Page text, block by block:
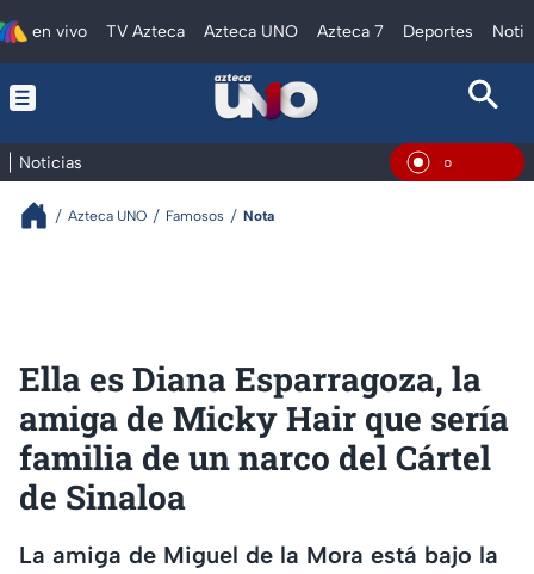
en vivo TV Azteca Azteca UNO Azteca 7 Deportes
Noticias En Vivo
Azteca UNO Famosos Nota
Ella es Diana Esparragoza, la
amiga de Micky Hair que sería
familia de un narco del Cártel
de Sinaloa
La amiga de Miguel de la Mora está bajo la